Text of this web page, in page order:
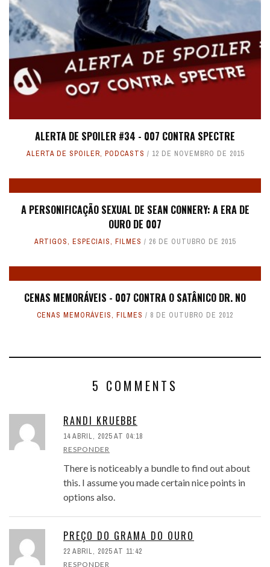
ALERTA DE SPOILER #34 - 007 CONTRA SPECTRE
ALERTA DE SPOILER, PODCASTS 12 DE NOVEMBRO DE 2015
A PERSONIFICAÇÃO SEXUAL DE SEAN CONNERY: A ERA DE
OURO DE 007
ARTIGOS, ESPECIAIS, FILMES 26 DE OUTUBRO DE 2015
CENAS MEMORÁVEIS - 007 CONTRA O SATÂNICO DR. NO
CENAS MEMORÁVEIS, FILMES 8 DE OUTUBRO DE 2012
5 COMMENTS
RANDI KRUEBBE
14 ABRIL, 2025 AT 04:18
RESPONDER
There is noticeably a bundle to find out about
this. I assume you made certain nice points in
options also.
PREÇO DO GRAMA DO OURO
22 ABRIL, 2025 AT 11:42
RESPONDER